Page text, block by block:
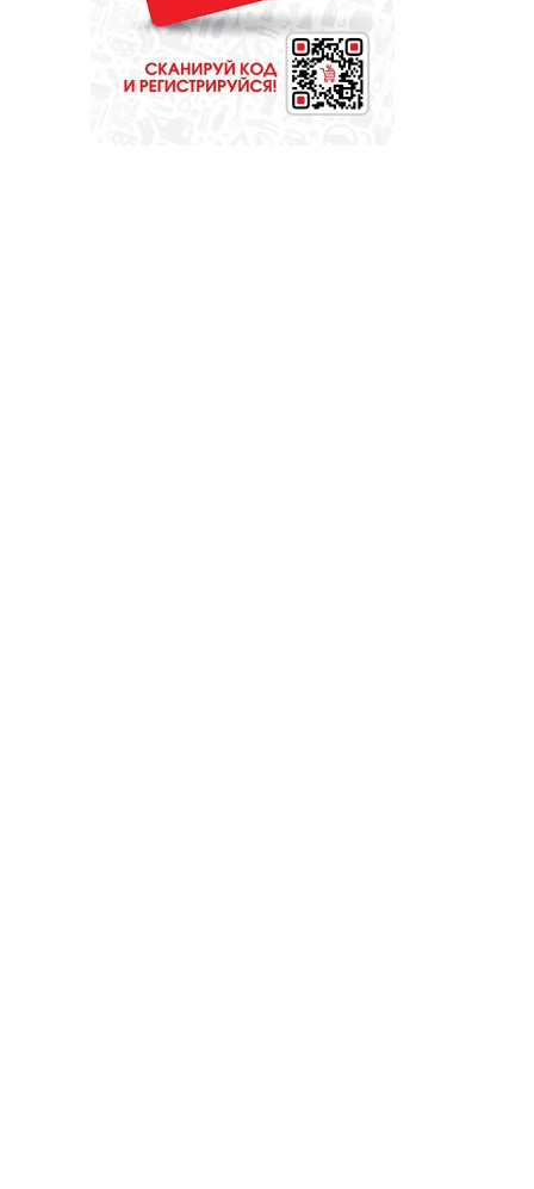
МЕДИЦИНА
Они «пробуют
профессию на